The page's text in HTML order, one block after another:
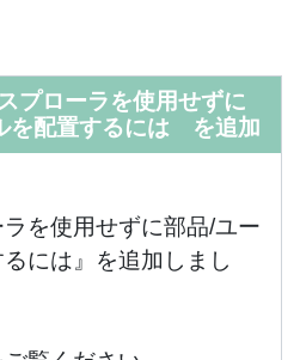
プローラを使用せずに
を配置するには を追加
ラを使用せずに部品/ユー
には』を追加しまし